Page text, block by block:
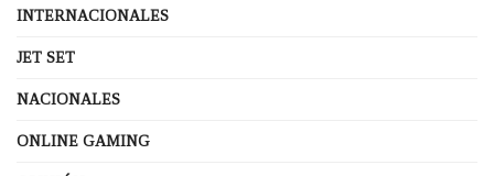
INTERNACIONALES
JET SET
NACIONALES
ONLINE GAMING